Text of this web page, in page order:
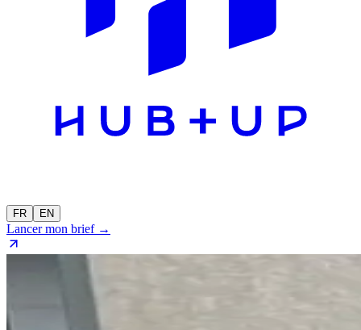
FR EN
Lancer mon brief →